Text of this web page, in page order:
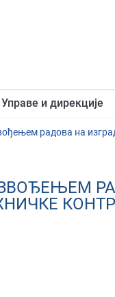
Управе и дирекције